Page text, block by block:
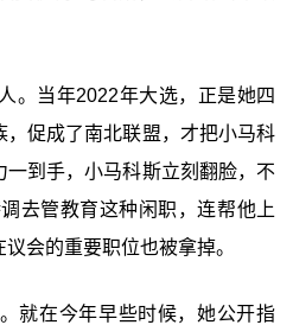
。当年2022年大选，正是她四
，促成了南北联盟，才把小马科
到手，小马科斯立刻翻脸，不
去管教育这种闲职，连帮他上
会的重要职位也被拿掉。
就在今年早些时候，她公开指